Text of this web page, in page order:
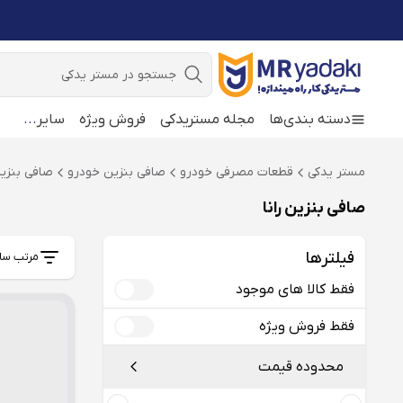
جستجو
دسته بندی‌ها مجله مستریدکی فروش ویژه سایر ...
مستر یدکی قطعات مصرفی خودرو صافی بنزین خودرو صافی
صافی بنزین رانا
فیلترها
فقط کالا های موجود
فقط فروش ویژه
محدوده قیمت
مرتب